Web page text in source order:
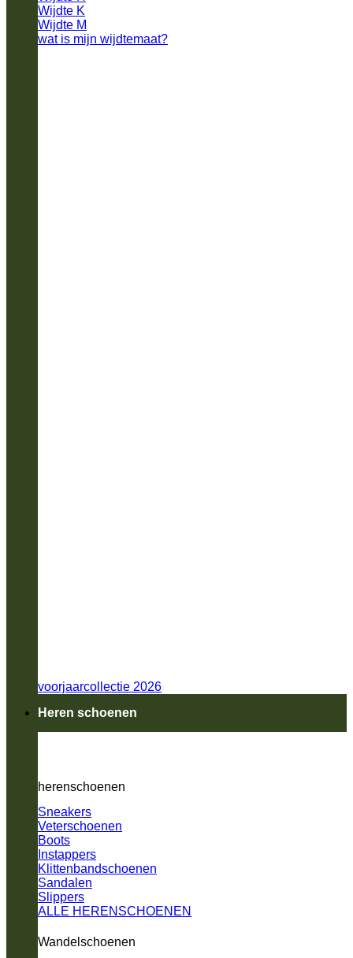
Wijdte K
Wijdte M
wat is mijn wijdtemaat?
voorjaarcollectie 2026
Heren schoenen
herenschoenen
Sneakers
Veterschoenen
Boots
Instappers
Klittenbandschoenen
Sandalen
Slippers
ALLE HERENSCHOENEN
Wandelschoenen